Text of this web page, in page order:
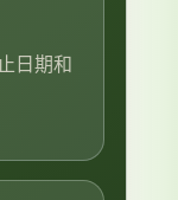
日期和